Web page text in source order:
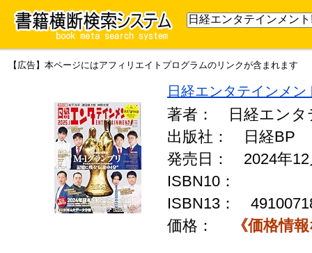
【広告】本ページにはアフィリエイトプログラムのリンクが含まれます
日経エンタテインメ
著者： 日経エンタ
出版社： 日経BP
発売日： 2024年12
ISBN10：
ISBN13：
価格：
《価格情